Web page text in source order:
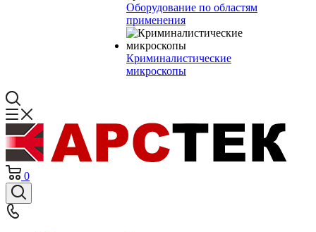
Оборудование по областям
применения
Криминалистические
микроскопы
0